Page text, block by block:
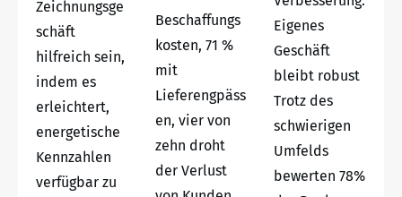
Zeichnungsge
schäft
hilfreich sein,
indem es
erleichtert,
energetische
Kennzahlen
verfügbar zu
Beschaffungs
kosten, 71 %
mit
Lieferengpäss
en, vier von
zehn droht
der Verlust
Eigenes
Geschäft
bleibt robust
Trotz des
schwierigen
Umfelds
bewerten 78%